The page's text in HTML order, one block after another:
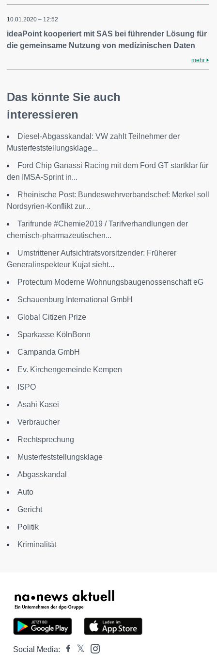
10.01.2020 – 12:52
ideaPoint kooperiert mit SAS bei führender Lösung für
die gemeinsame Nutzung von medizinischen Daten
mehr
Das könnte Sie auch
interessieren
Diesel-Abgasskandal: VW zahlt Teilnehmer der
Musterfeststellungsklage...
Ford Chip Ganassi Racing mit dem Ford GT startklar für
den IMSA-Sprint in...
Rheinische Post: Bundeswehrverbandschef: Merkel soll
Nordsyrien-Konflikt zur...
Tarifrunde #Chemie2019 / Tarifverhandlungen der
chemisch-pharmazeutischen...
Umstrittener Aufsichtratsvorsitzender: Früherer
Generalinspekteur Kujat sieht...
Protectum Moderne Wohnungsbaugenossenschaft eG
Schauenburg International GmbH
Global Citizen Prize
Sparkasse KölnBonn
Campanda GmbH
Ev. Kirchengemeinde Kempen
ISPO
Asahi Kasei
Verbraucher
Rechtsprechung
Musterfeststellungsklage
Abgasskandal
Auto
Gericht
Politik
Kriminalität
Social Media: